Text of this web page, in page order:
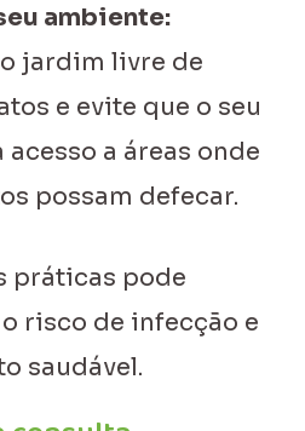
ambiente:
jardim livre de
e evite que o seu
a áreas onde
possam defecar.
práticas pode
risco de infecção e
saudável.